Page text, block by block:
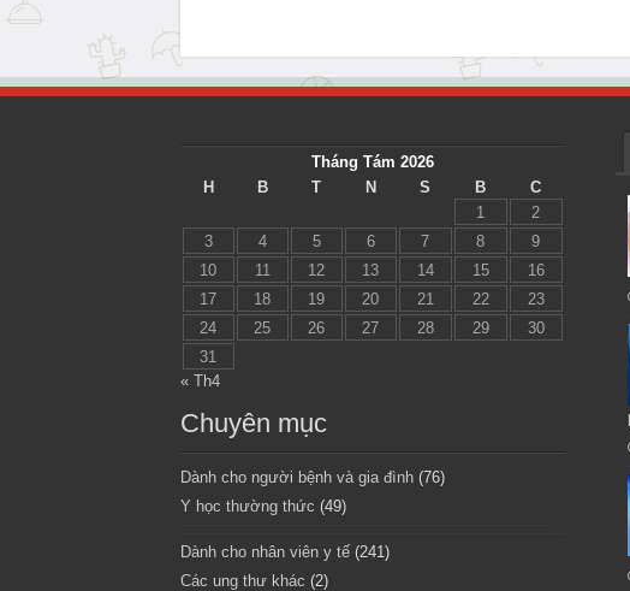
Tháng Tám 2026
H
B T N S B
C
1
2
3
4 5 6 7 8
9
10
11 12 13 14 15
16
17
18 19 20 21 22
23
24
25 26 27 28 29
30
31
« Th4
Chuyên mục
Dành cho người bệnh và gia đình(76)
Y học thường thức (49)
Dành cho nhân viên y tế(241)
Các ung thư khác (2)